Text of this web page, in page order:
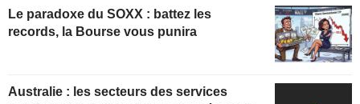
Le paradoxe du SOXX : battez les
records, la Bourse vous punira
Australie : les secteurs des services